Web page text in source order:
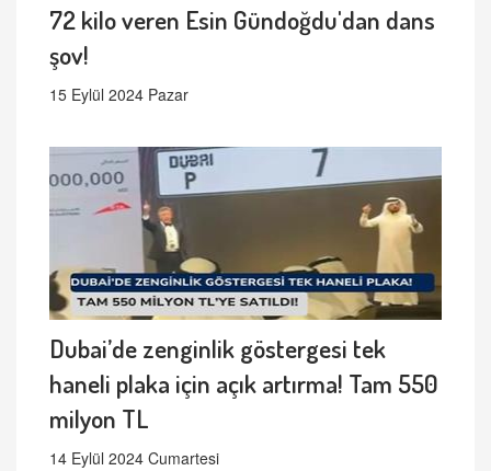
72 kilo veren Esin Gündoğdu'dan dans
şov!
15 Eylül 2024 Pazar
Dubai’de zenginlik göstergesi tek
haneli plaka için açık artırma! Tam 550
milyon TL
14 Eylül 2024 Cumartesi